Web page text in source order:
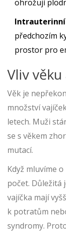
ohrožují
Intrauterinní
předchozím
prostor pro
Vliv
Věk je
množství
letech. Muži
se s věkem
mutací.
Když mluvíme
počet. Důležitá
vajíčka mají
k potratům
syndromy.